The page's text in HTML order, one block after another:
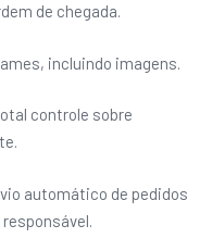
de chegada.
incluindo imagens.
controle sobre
automático de pedidos